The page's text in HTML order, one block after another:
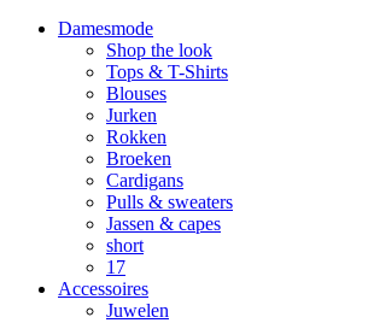
Damesmode
Shop the look
Tops & T-Shirts
Blouses
Jurken
Rokken
Broeken
Cardigans
Pulls & sweaters
Jassen & capes
short
17
Accessoires
Juwelen